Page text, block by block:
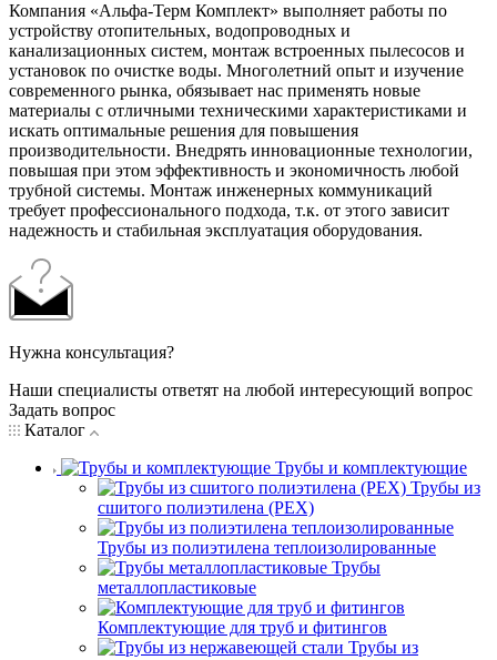
Компания «Альфа-Терм Комплект» выполняет работы по
устройству отопительных, водопроводных и
канализационных систем, монтаж встроенных пылесосов и
установок по очистке воды. Многолетний опыт и изучение
современного рынка, обязывает нас применять новые
материалы с отличными техническими характеристиками и
искать оптимальные решения для повышения
производительности. Внедрять инновационные технологии,
повышая при этом эффективность и экономичность любой
трубной системы. Монтаж инженерных коммуникаций
требует профессионального подхода, т.к. от этого зависит
надежность и стабильная эксплуатация оборудования.
Нужна консультация?
Наши специалисты ответят на любой интересующий вопрос
Задать вопрос
Каталог
Трубы и комплектующие
Трубы из
сшитого полиэтилена (PEX)
Трубы из полиэтилена теплоизолированные
Трубы
металлопластиковые
Комплектующие для труб и фитингов
Трубы из